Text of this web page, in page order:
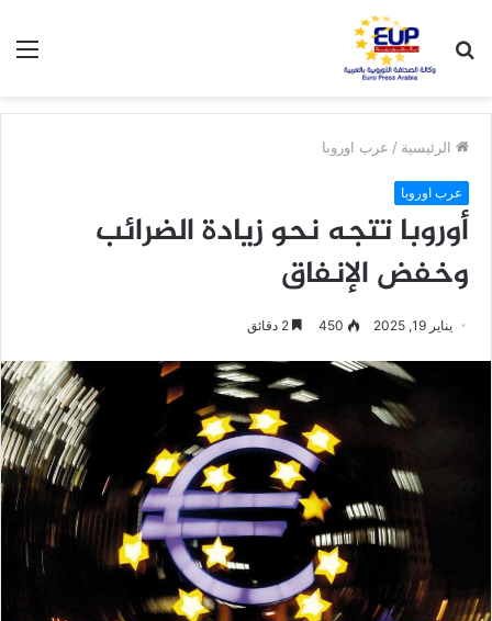
عن
الرئيسية / عرب اوروبا
عرب اوروبا
أوروبا تتجه نحو زيادة الضرائب
وخفض الإنفاق
يناير 19, 2025 450